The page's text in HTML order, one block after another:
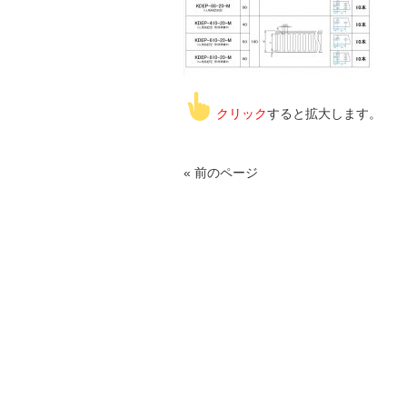
クリックすると拡大します。
« 前のページ